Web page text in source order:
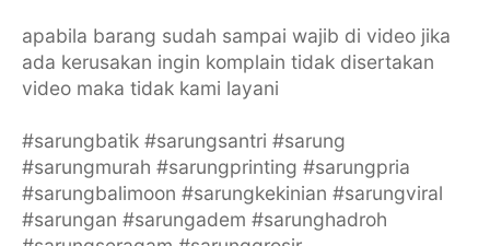
apabila barang sudah sampai wajib di video jika
ada kerusakan ingin komplain tidak disertakan
video maka tidak kami layani
#sarungbatik #sarungsantri #sarung
#sarungmurah #sarungprinting #sarungpria
#sarungbalimoon #sarungkekinian #sarungviral
#sarungan #sarungadem #sarunghadroh